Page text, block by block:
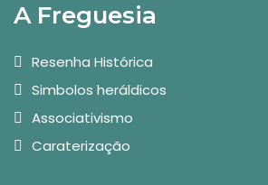
A Freguesia
Resenha Histórica
Simbolos heráldicos
Associativismo
Caraterização